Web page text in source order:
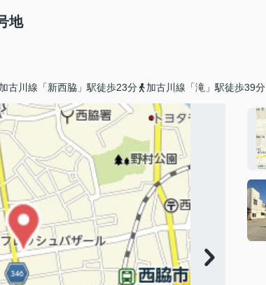
地
加古川線「新西脇」駅徒歩23分 加古川線「滝」駅徒歩39分